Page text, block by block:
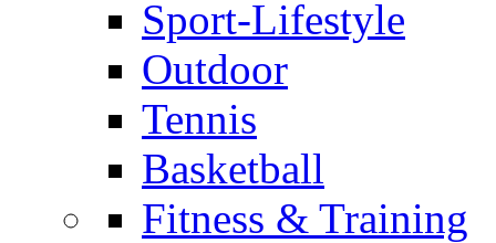
Sport-Lifestyle
Outdoor
Tennis
Basketball
Fitness & Training